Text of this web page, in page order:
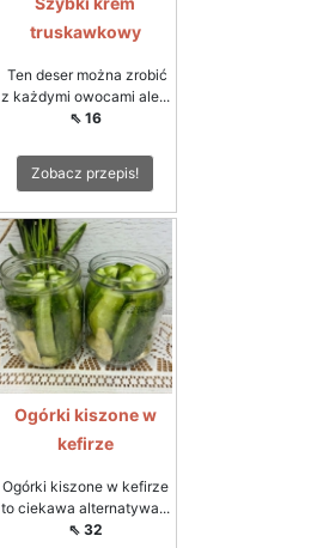
truskawkowy
Ten deser można zrobić
z każdymi owocami ale...
⇖ 16
Zobacz przepis!
Ogórki kiszone w
kefirze
Ogórki kiszone w kefirze
to ciekawa alternatywa...
⇖ 32